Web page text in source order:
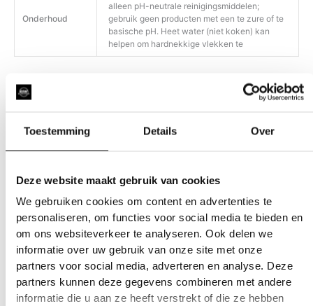
Toestemming Details Over
Deze website maakt gebruik van cookies
We gebruiken cookies om content en advertenties te
personaliseren, om functies voor social media te bieden en
om ons websiteverkeer te analyseren. Ook delen we
informatie over uw gebruik van onze site met onze
partners voor social media, adverteren en analyse. Deze
partners kunnen deze gegevens combineren met andere
informatie die u aan ze heeft verstrekt of die ze hebben
Onderhoud
alleen pH-neutrale reinigingsmiddelen;
gebruik geen producten met een te zure of te
basische pH. Heet water (niet koken) kan
helpen om hardnekkige vlekken te